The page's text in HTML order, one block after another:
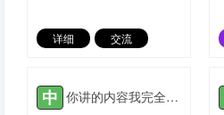
详细
交流
中 你讲的内容我完全听不懂